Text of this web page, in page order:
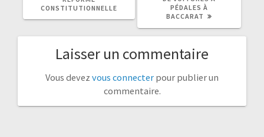
CONSTITUTIONNELLE
PÉDALES À
BACCARAT
Laisser un commentaire
Vous devez vous connecter pour publier un
commentaire.